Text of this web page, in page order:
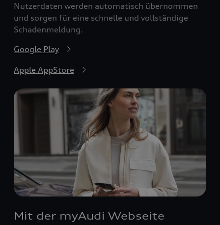
Nutzerdaten werden automatisch übernommen
und sorgen für eine schnelle und vollständige
Schadenmeldung.
Google Play
Apple AppStore
Mit der myAudi Webseite